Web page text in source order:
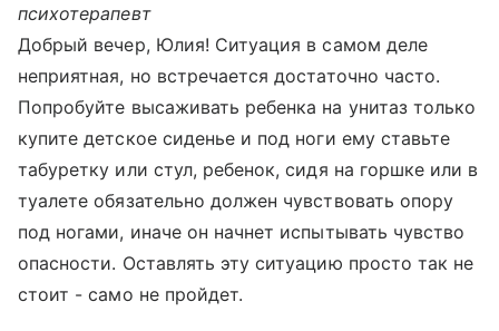
психотерапевт
Добрый вечер, Юлия! Ситуация в самом деле
неприятная, но встречается достаточно часто.
Попробуйте высаживать ребенка на унитаз только
купите детское сиденье и под ноги ему ставьте
табуретку или стул, ребенок, сидя на горшке или в
туалете обязательно должен чувствовать опору
под ногами, иначе он начнет испытывать чувство
опасности. Оставлять эту ситуацию просто так не
стоит - само не пройдет.